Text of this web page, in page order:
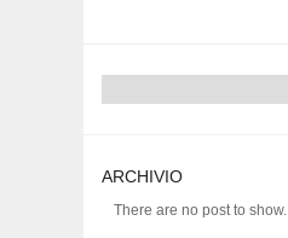
per:
ARCHIVIO
There are no post to show.